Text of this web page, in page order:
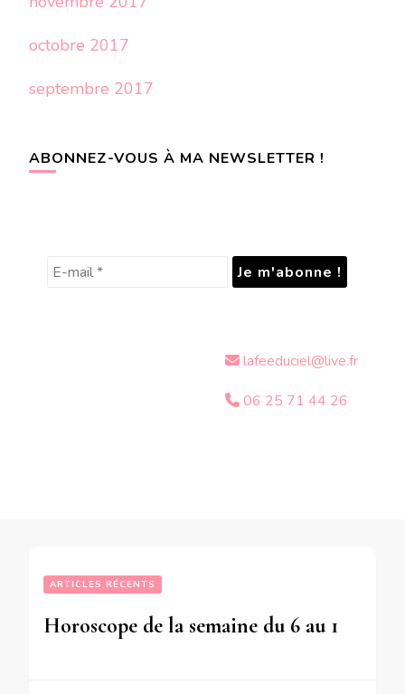
octobre 2017
septembre 2017
ABONNEZ-VOUS À MA NEWSLETTER !
lafeeduciel@live.fr
06 25 71 44 26
ARTICLES RÉCENTS